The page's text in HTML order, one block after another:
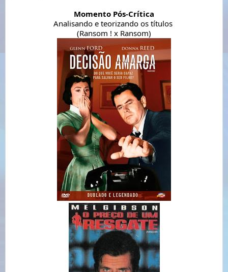
Momento Pós-Crítica
Analisando e teorizando os títulos
(Ransom ! x Ransom)